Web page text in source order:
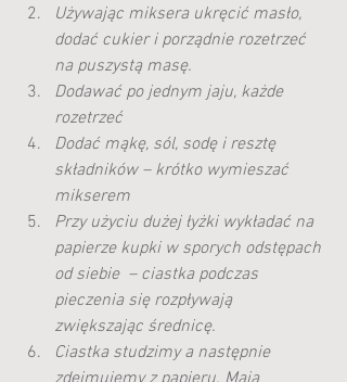
Używając miksera ukręcić masło,
dodać cukier i porządnie rozetrzeć
na puszystą masę.
Dodawać po jednym jaju, każde
rozetrzeć
Dodać mąkę, sól, sodę i resztę
składników – krótko wymieszać
mikserem
Przy użyciu dużej łyżki wykładać na
papierze kupki w sporych odstępach
od siebie  – ciastka podczas
pieczenia się rozpływają
zwiększając średnicę.
Ciastka studzimy a następnie